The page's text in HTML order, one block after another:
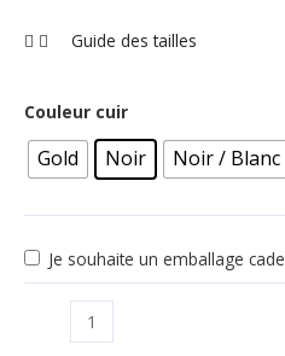
Guide des tailles
Couleur cuir
Gold Noir Noir / Blanc
Je souhaite un emballage